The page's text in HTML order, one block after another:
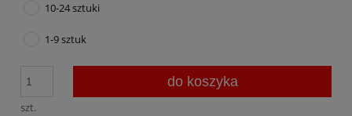
10-24 sztuki
1-9 sztuk
szt.
do koszyka